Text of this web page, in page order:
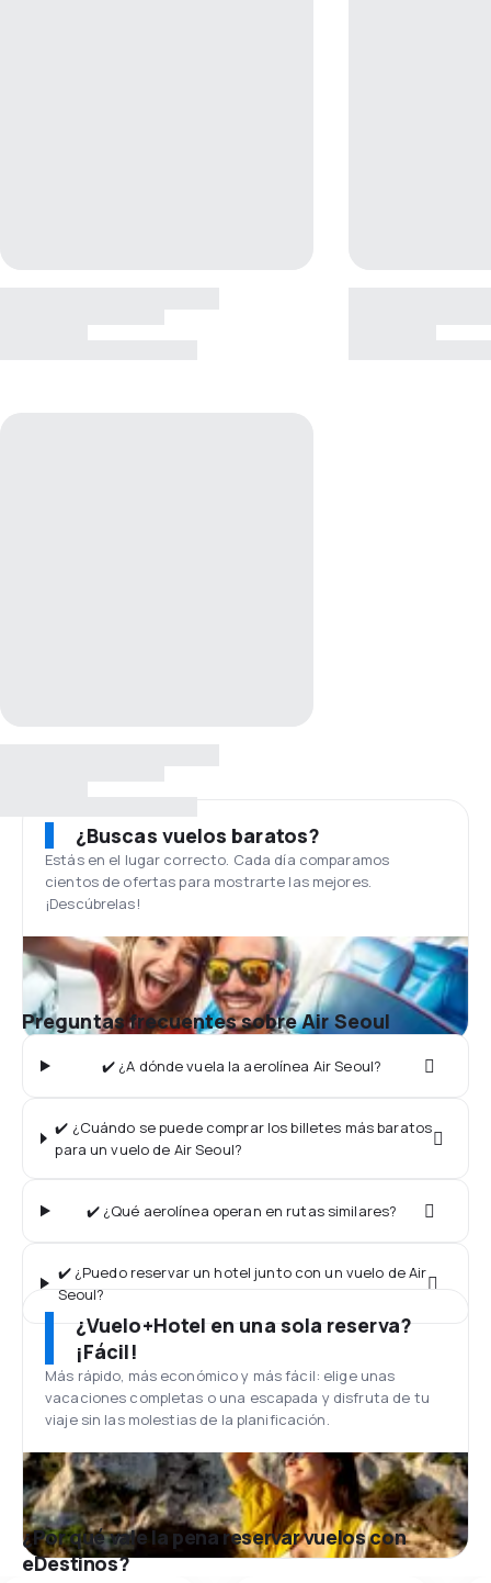
¿Buscas vuelos baratos?
Estás en el lugar correcto. Cada día comparamos
cientos de ofertas para mostrarte las mejores.
¡Descúbrelas!
Preguntas frecuentes sobre Air Seoul
✔️ ¿A dónde vuela la aerolínea Air Seoul?
✔️ ¿Cuándo se puede comprar los billetes más baratos
para un vuelo de Air Seoul?
✔️ ¿Qué aerolínea operan en rutas similares?
✔️ ¿Puedo reservar un hotel junto con un vuelo de Air
Seoul?
¿Vuelo+Hotel en una sola reserva?
¡Fácil!
Más rápido, más económico y más fácil: elige unas
vacaciones completas o una escapada y disfruta de tu
viaje sin las molestias de la planificación.
¿Por qué vale la pena reservar vuelos con
eDestinos?